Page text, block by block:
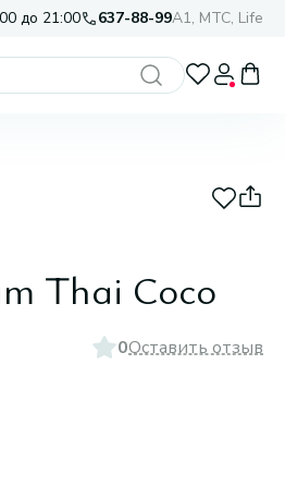
до 21:00 637-88-99A1, МТС, Life
Thai Coco
0Оставить отзыв